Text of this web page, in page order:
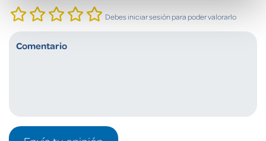
Debes iniciar sesión para poder valorarlo